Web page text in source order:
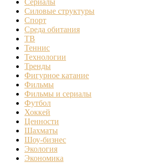
Силовые структуры
Спорт
Среда обитания
ТВ
Теннис
Технологии
Тренды
Фигурное катание
Фильмы
Фильмы и сериалы
Футбол
Хоккей
Ценности
Шахматы
Шоу-бизнес
Экология
Экономика